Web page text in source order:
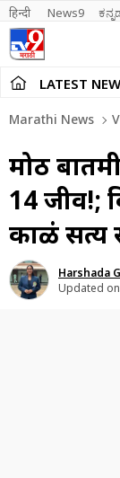
हिन्दी News9
LATEST
Marathi News
मोठी
14 जीव!;
काळं सत्य
Harshada
Updated